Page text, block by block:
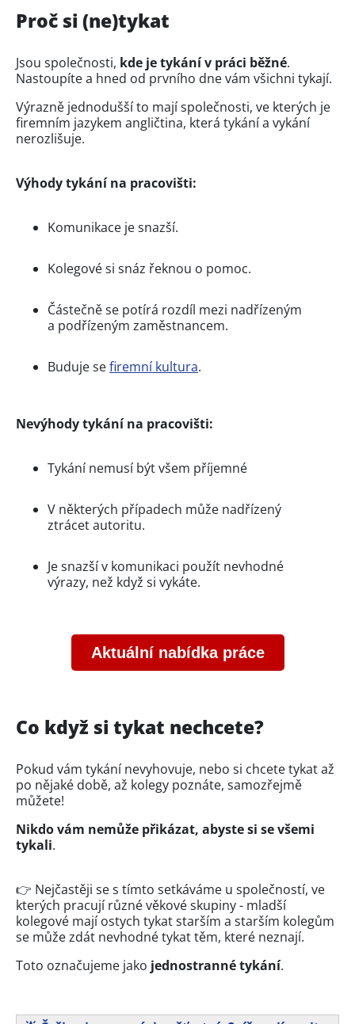
Proč si (ne)tykat
Jsou společnosti, kde je tykání v práci běžné.
Nastoupíte a hned od prvního dne vám všichni tykají.
Výrazně jednodušší to mají společnosti, ve kterých je
firemním jazykem angličtina, která tykání a vykání
nerozlišuje.
Výhody tykání na pracovišti:
Komunikace je snazší.
Kolegové si snáz řeknou o pomoc.
Částečně se potírá rozdíl mezi nadřízeným
a podřízeným zaměstnancem.
Buduje sefiremní kultura.
Nevýhody tykání na pracovišti:
Tykání nemusí být všem příjemné
V některých případech může nadřízený
ztrácet autoritu.
Je snazší v komunikaci použít nevhodné
výrazy, než když si vykáte.
Aktuální nabídka práce
Co když si tykat nechcete?
Pokud vám tykání nevyhovuje, nebo si chcete tykat až
po nějaké době, až kolegy poznáte, samozřejmě
můžete!
Nikdo vám nemůže přikázat, abyste si se všemi
tykali.
👉 Nejčastěji se s tímto setkáváme u společností, ve
kterých pracují různé věkové skupiny - mladší
kolegové mají ostych tykat starším a starším kolegům
se může zdát nevhodné tykat těm, které neznají.
Toto označujeme jako jednostranné tykání.